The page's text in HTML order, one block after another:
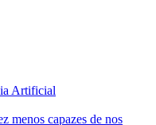
Artificial
menos capazes de nos